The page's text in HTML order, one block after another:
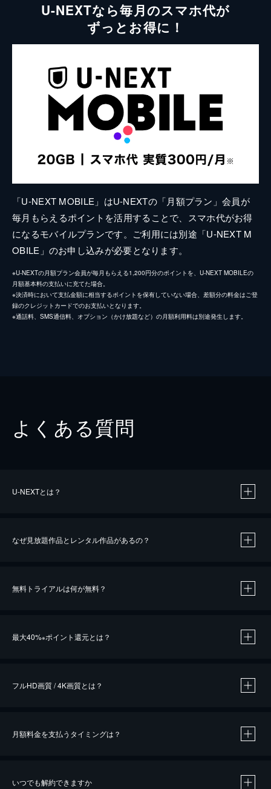
U-NEXTなら毎月のスマホ代が
ずっとお得に！
「U-NEXT MOBILE」はU-NEXTの「月額プラン」会員が
毎月もらえるポイントを活用することで、スマホ代がお得
になるモバイルプランです。ご利用には別途「U-NEXT M
OBILE」のお申し込みが必要となります。
※U-NEXTの月額プラン会員が毎月もらえる1,200円分のポイントを、U-NEXT MOBILEの
月額基本料の支払いに充てた場合。
※決済時において支払金額に相当するポイントを保有していない場合、差額分の料金はご登
録のクレジットカードでのお支払いとなります。
※通話料、SMS通信料、オプション（かけ放題など）の月額利用料は別途発生します。
よくある質問
U-NEXTとは？
なぜ見放題作品とレンタル作品があるの？
無料トライアルは何が無料？
最大40%※ポイント還元とは？
※40％ポイント還元の対象は、クレジットカード決済による作品の購入 / レンタルです。
iOSアプリのUコイン決済による作品の購入 / レンタルは、20％のポイント還元です。
フルHD画質 / 4K画質とは？
月額料金を支払うタイミングは？
いつでも解約できますか